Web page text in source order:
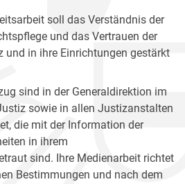
soll das Verständnis der
und das Vertrauen der
und in ihre Einrichtungen gestärkt
sind in der Generaldirektion im
sowie in allen Justizanstalten
die mit der Information der
in ihrem
sind. Ihre Medienarbeit richtet
Bestimmungen und nach dem